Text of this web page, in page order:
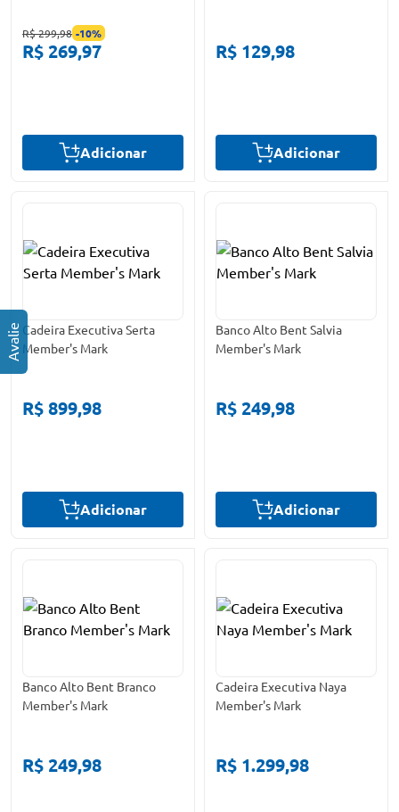
R$ 299,98 -10%
R$ 269,97
Adicionar
R$ 129,98
Adicionar
Cadeira Executiva Serta
Member's Mark
R$ 899,98
Adicionar
Banco Alto Bent Salvia
Member's Mark
R$ 249,98
Adicionar
Banco Alto Bent Branco
Member's Mark
R$ 249,98
Cadeira Executiva Naya
Member's Mark
R$ 1.299,98